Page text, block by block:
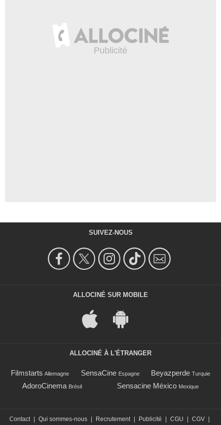
SUIVEZ-NOUS
ALLOCINÉ SUR MOBILE
ALLOCINÉ À L'ÉTRANGER
Filmstarts Allemagne SensaCine Espagne Beyazperde Turquie
AdoroCinema Brésil Sensacine México Mexique
Contact Qui sommes-nous Recrutement Publicité CGU CGV